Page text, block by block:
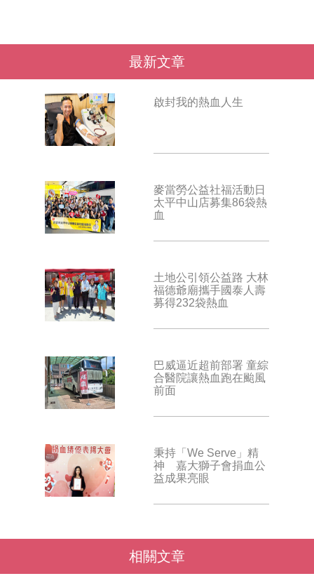
最新文章
啟封我的熱血人生
麥當勞公益社福活動日
太平中山店募集86袋熱
血
土地公引領公益路 大林
福德爺廟攜手國泰人壽
募得232袋熱血
巴威逼近超前部署 童綜
合醫院讓熱血跑在颱風
前面
秉持「We Serve」精
神 嘉大獅子會捐血公
益成果亮眼
相關文章